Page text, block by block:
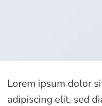
Lorem ipsum dolor
adipiscing elit, sed